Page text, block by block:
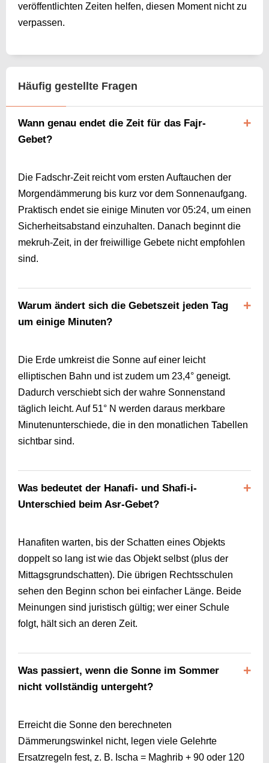
veröffentlichten Zeiten helfen, diesen Moment nicht zu
verpassen.
Häufig gestellte Fragen
Wann genau endet die Zeit für das Fajr-
Gebet?
Die Fadschr-Zeit reicht vom ersten Auftauchen der
Morgendämmerung bis kurz vor dem Sonnenaufgang.
Praktisch endet sie einige Minuten vor 05:24, um einen
Sicherheitsabstand einzuhalten. Danach beginnt die
mekruh-Zeit, in der freiwillige Gebete nicht empfohlen
sind.
Warum ändert sich die Gebetszeit jeden Tag
um einige Minuten?
Die Erde umkreist die Sonne auf einer leicht
elliptischen Bahn und ist zudem um 23,4° geneigt.
Dadurch verschiebt sich der wahre Sonnenstand
täglich leicht. Auf 51° N werden daraus merkbare
Minutenunterschiede, die in den monatlichen Tabellen
sichtbar sind.
Was bedeutet der Hanafi- und Shafi-i-
Unterschied beim Asr-Gebet?
Hanafiten warten, bis der Schatten eines Objekts
doppelt so lang ist wie das Objekt selbst (plus der
Mittagsgrundschatten). Die übrigen Rechtsschulen
sehen den Beginn schon bei einfacher Länge. Beide
Meinungen sind juristisch gültig; wer einer Schule
folgt, hält sich an deren Zeit.
Was passiert, wenn die Sonne im Sommer
nicht vollständig untergeht?
Erreicht die Sonne den berechneten
Dämmerungswinkel nicht, legen viele Gelehrte
Ersatzregeln fest, z. B. Ischa = Maghrib + 90 oder 120